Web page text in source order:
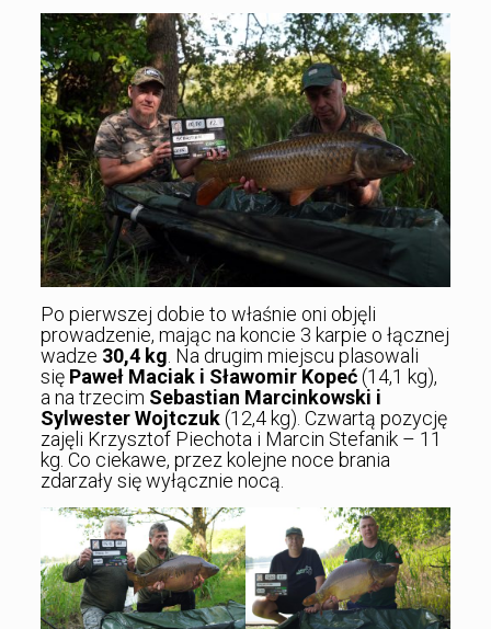
Po pierwszej dobie to właśnie oni objęli
prowadzenie, mając na koncie 3 karpie o łącznej
wadze 30,4 kg . Na drugim miejscu plasowali
się Paweł Maciak i Sławomir Kopeć(14,1 kg),
a na trzecim Sebastian Marcinkowski i
Sylwester Wojtczuk(12,4 kg). Czwartą pozycję
zajęli Krzysztof Piechota i Marcin Stefanik – 11
kg. Co ciekawe, przez kolejne noce brania
zdarzały się wyłącznie nocą.